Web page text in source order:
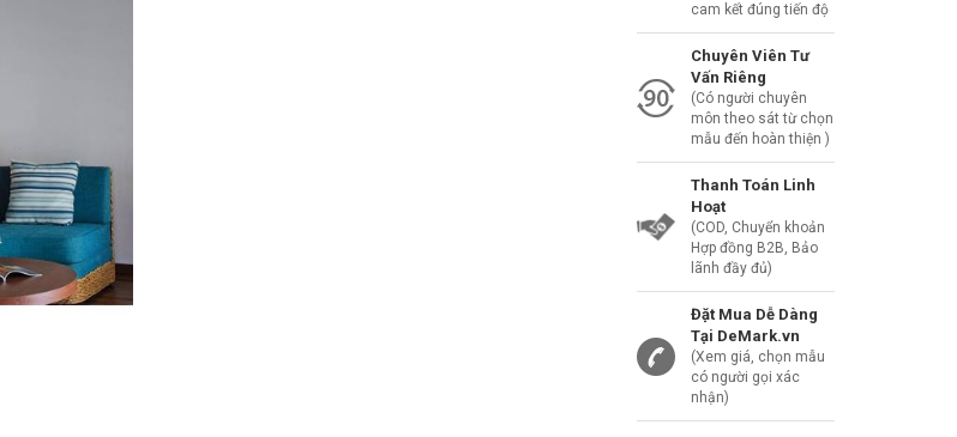
cam kết đúng tiến độ
Chuyên Viên Tư
Vấn Riêng
(Có người chuyên
môn theo sát từ chọn
mẫu đến hoàn thiện )
Thanh Toán Linh
Hoạt
(COD, Chuyển khoản
Hợp đồng B2B, Bảo
lãnh đầy đủ)
Đặt Mua Dễ Dàng
Tại DeMark.vn
(Xem giá, chọn mẫu
có người gọi xác
nhận)